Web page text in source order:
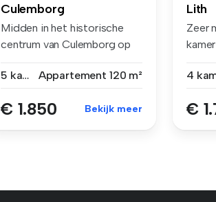
Culemborg
Midden in het historische
centrum van Culemborg op
5 kamers
Appartement 120 m²
€ 1.850 Bekijk meer
Lith
Zeer
4
€